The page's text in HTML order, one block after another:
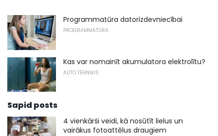
Programmatūra datorizdevniecībai
PROGRAMMATŪRA
Kas var nomainīt akumulatora elektrolītu?
AUTO TEHNIĶIS
Sapid posts
4 vienkārši veidi, kā nosūtīt lielus un
vairākus fotoattēlus draugiem